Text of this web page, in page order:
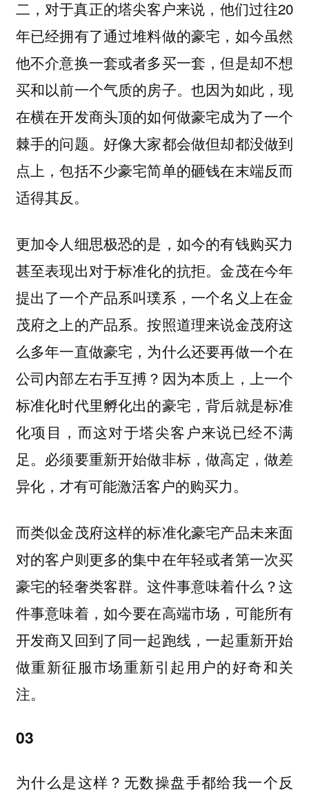
二，对于真正的塔尖客户来说，他们过往20
年已经拥有了通过堆料做的豪宅，如今虽然
他不介意换一套或者多买一套，但是却不想
买和以前一个气质的房子。也因为如此，现
在横在开发商头顶的如何做豪宅成为了一个
棘手的问题。好像大家都会做但却都没做到
点上，包括不少豪宅简单的砸钱在末端反而
适得其反。
更加令人细思极恐的是，如今的有钱购买力
甚至表现出对于标准化的抗拒。金茂在今年
提出了一个产品系叫璞系，一个名义上在金
茂府之上的产品系。按照道理来说金茂府这
么多年一直做豪宅，为什么还要再做一个在
公司内部左右手互搏？因为本质上，上一个
标准化时代里孵化出的豪宅，背后就是标准
化项目，而这对于塔尖客户来说已经不满
足。必须要重新开始做非标，做高定，做差
异化，才有可能激活客户的购买力。
而类似金茂府这样的标准化豪宅产品未来面
对的客户则更多的集中在年轻或者第一次买
豪宅的轻奢类客群。这件事意味着什么？这
件事意味着，如今要在高端市场，可能所有
开发商又回到了同一起跑线，一起重新开始
做重新征服市场重新引起用户的好奇和关
注。
03
为什么是这样？无数操盘手都给我一个反